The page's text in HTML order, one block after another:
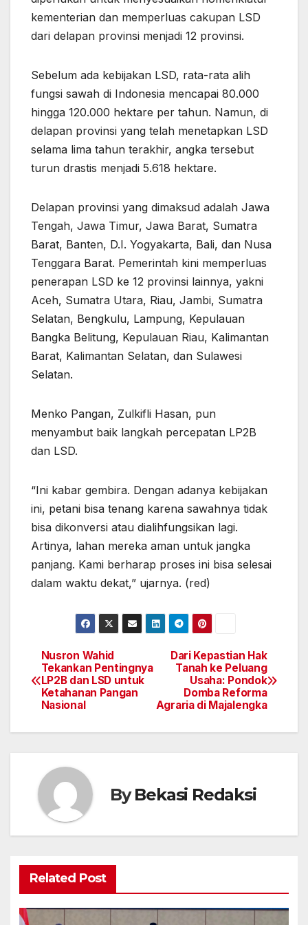
kementerian dan memperluas cakupan LSD
dari delapan provinsi menjadi 12 provinsi.
Sebelum ada kebijakan LSD, rata-rata alih
fungsi sawah di Indonesia mencapai 80.000
hingga 120.000 hektare per tahun. Namun, di
delapan provinsi yang telah menetapkan LSD
selama lima tahun terakhir, angka tersebut
turun drastis menjadi 5.618 hektare.
Delapan provinsi yang dimaksud adalah Jawa
Tengah, Jawa Timur, Jawa Barat, Sumatra
Barat, Banten, D.I. Yogyakarta, Bali, dan Nusa
Tenggara Barat. Pemerintah kini memperluas
penerapan LSD ke 12 provinsi lainnya, yakni
Aceh, Sumatra Utara, Riau, Jambi, Sumatra
Selatan, Bengkulu, Lampung, Kepulauan
Bangka Belitung, Kepulauan Riau, Kalimantan
Barat, Kalimantan Selatan, dan Sulawesi
Selatan.
Menko Pangan, Zulkifli Hasan, pun
menyambut baik langkah percepatan LP2B
dan LSD.
“Ini kabar gembira. Dengan adanya kebijakan
ini, petani bisa tenang karena sawahnya tidak
bisa dikonversi atau dialihfungsikan lagi.
Artinya, lahan mereka aman untuk jangka
panjang. Kami berharap proses ini bisa selesai
dalam waktu dekat,” ujarnya. (red)
Navigasi
pos
Dari Kepastian Hak
Tanah ke Peluang
Usaha: Pondok
Domba Reforma
Agraria di Majalengka
Nusron Wahid
Tekankan Pentingnya
LP2B dan LSD untuk
Ketahanan Pangan
Nasional
ByBekasi Redaksi
Related Post